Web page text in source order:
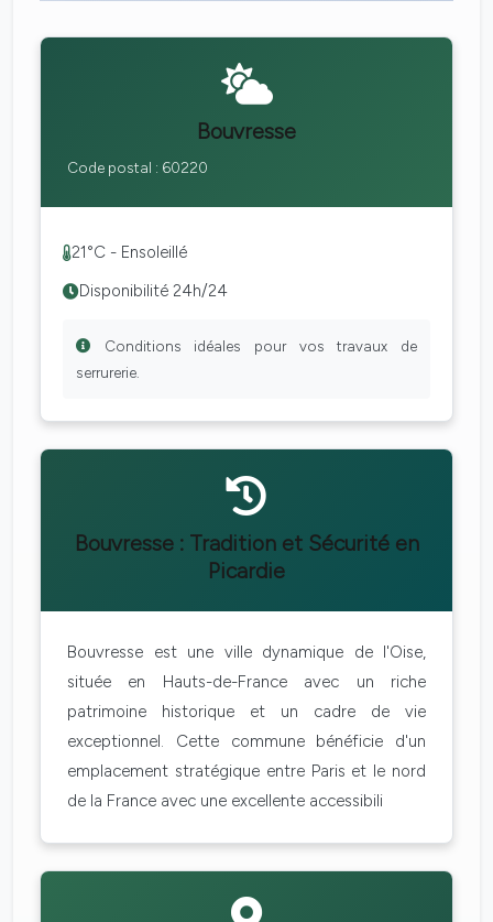
Bouvresse
Code postal : 60220
21°C - Ensoleillé
Disponibilité 24h/24
Conditions idéales pour vos travaux de
serrurerie.
Bouvresse : Tradition et Sécurité en
Picardie
Bouvresse est une ville dynamique de l'Oise,
située en Hauts-de-France avec un riche
patrimoine historique et un cadre de vie
exceptionnel. Cette commune bénéficie d'un
emplacement stratégique entre Paris et le nord
de la France avec une excellente accessibili